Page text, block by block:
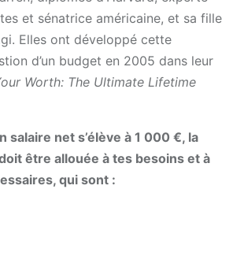
et sénatrice américaine, et sa fille
Elles ont développé cette
d’un budget en 2005 dans leur
Worth: The Ultimate Lifetime
salaire net s’élève à 1 000 €, la
être allouée à tes besoins et à
qui sont :